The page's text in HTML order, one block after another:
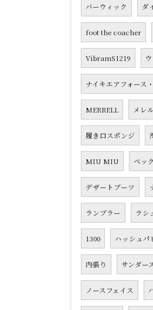
バーウィック ダ
foot the coacher
VibramS1219
ナイキエアフォース
MERRELL メレル
履き口スポンジ
MIU MIU ベッ
デザートブーツ
ランブラー ラシ
1300 ハッシュパ
内張り サンダー
ノースフェイス